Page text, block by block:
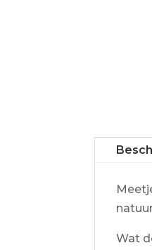
Wat